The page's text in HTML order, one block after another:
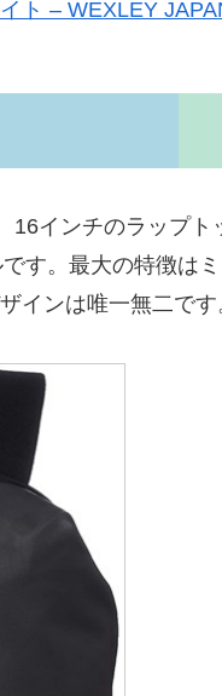
ト – WEXLEY
16インチのラップ
す。最大の特徴は
インは唯一無二です